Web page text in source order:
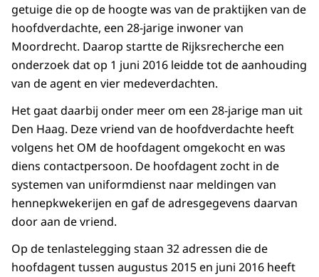
getuige die op de hoogte was van de praktijken van de
hoofdverdachte, een 28-jarige inwoner van
Moordrecht. Daarop startte de Rijksrecherche een
onderzoek dat op 1 juni 2016 leidde tot de aanhouding
van de agent en vier medeverdachten.
Het gaat daarbij onder meer om een 28-jarige man uit
Den Haag. Deze vriend van de hoofdverdachte heeft
volgens het OM de hoofdagent omgekocht en was
diens contactpersoon. De hoofdagent zocht in de
systemen van uniformdienst naar meldingen van
hennepkwekerijen en gaf de adresgegevens daarvan
door aan de vriend.
Op de tenlastelegging staan 32 adressen die de
hoofdagent tussen augustus 2015 en juni 2016 heeft